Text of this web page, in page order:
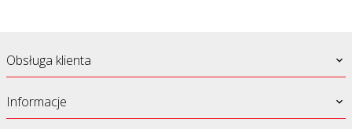
Obsługa klienta
Informacje